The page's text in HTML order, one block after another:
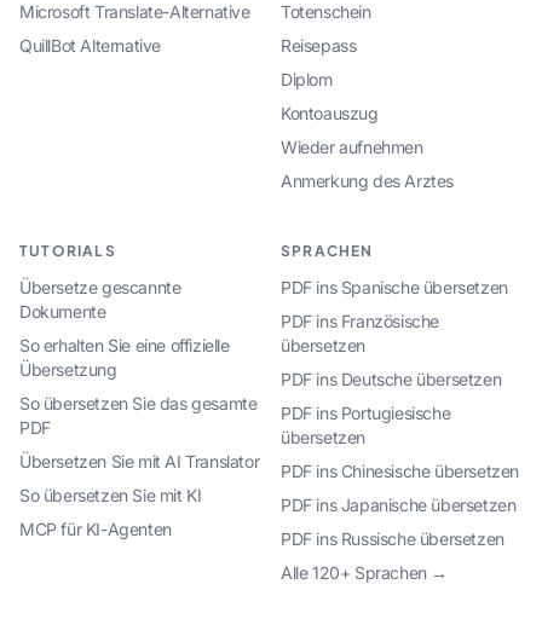
Microsoft Translate-Alternative
QuillBot Alternative
Totenschein
Reisepass
Diplom
Kontoauszug
Wieder aufnehmen
Anmerkung des Arztes
TUTORIALS
Übersetze gescannte
Dokumente
So erhalten Sie eine offizielle
Übersetzung
So übersetzen Sie das gesamte
PDF
Übersetzen Sie mit AI Translator
So übersetzen Sie mit KI
MCP für KI-Agenten
SPRACHEN
PDF ins Spanische übersetzen
PDF ins Französische
übersetzen
PDF ins Deutsche übersetzen
PDF ins Portugiesische
übersetzen
PDF ins Chinesische übersetzen
PDF ins Japanische übersetzen
PDF ins Russische übersetzen
Alle 120+ Sprachen →